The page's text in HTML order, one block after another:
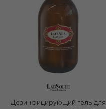
Дезинфицирующий гель для